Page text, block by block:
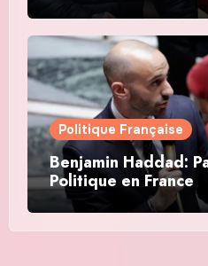
Politique Française
Benjamin Haddad:
Politique en France